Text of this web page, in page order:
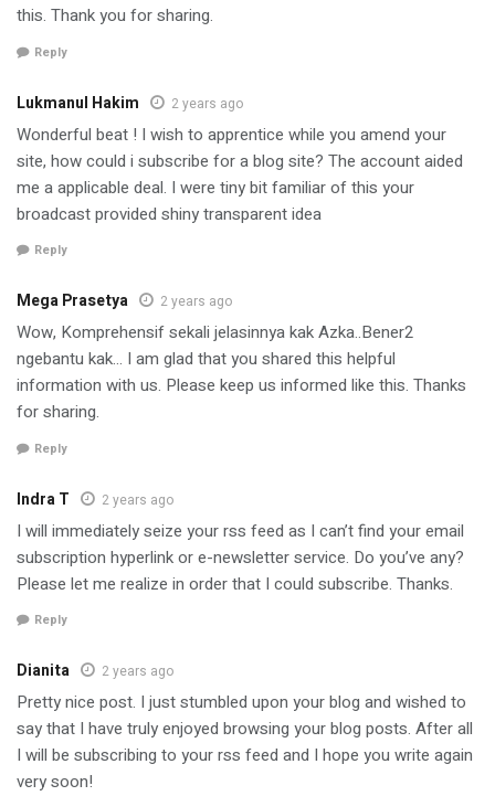
this. Thank you for sharing.
Reply
Lukmanul Hakim 2 years ago
Wonderful beat ! I wish to apprentice while you amend your
site, how could i subscribe for a blog site? The account aided
me a applicable deal. I were tiny bit familiar of this your
broadcast provided shiny transparent idea
Reply
Mega Prasetya 2 years ago
Wow, Komprehensif sekali jelasinnya kak Azka..Bener2
ngebantu kak… I am glad that you shared this helpful
information with us. Please keep us informed like this. Thanks
for sharing.
Reply
Indra T 2 years ago
I will immediately seize your rss feed as I can’t find your email
subscription hyperlink or e-newsletter service. Do you’ve any?
Please let me realize in order that I could subscribe. Thanks.
Reply
Dianita 2 years ago
Pretty nice post. I just stumbled upon your blog and wished to
say that I have truly enjoyed browsing your blog posts. After all
I will be subscribing to your rss feed and I hope you write again
very soon!